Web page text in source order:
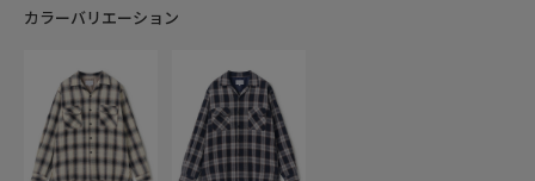
カラーバリエーション